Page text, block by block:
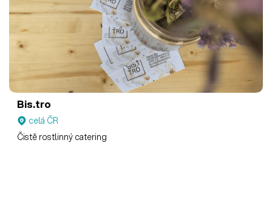
Bis.tro
celá ČR
Čistě rostlinný catering